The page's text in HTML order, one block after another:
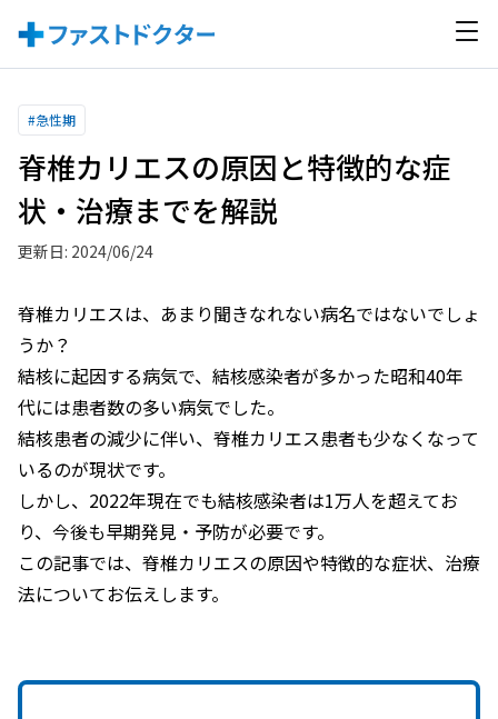
#急性期
脊椎カリエスの原因と特徴的な症
状・治療までを解説
更新日: 2024/06/24
脊椎カリエスは、あまり聞きなれない病名ではないでしょ
うか？
結核に起因する病気で、結核感染者が多かった昭和40年
代には患者数の多い病気でした。
結核患者の減少に伴い、脊椎カリエス患者も少なくなって
いるのが現状です。
しかし、2022年現在でも結核感染者は1万人を超えてお
り、今後も早期発見・予防が必要です。
この記事では、脊椎カリエスの原因や特徴的な症状、治療
法についてお伝えします。